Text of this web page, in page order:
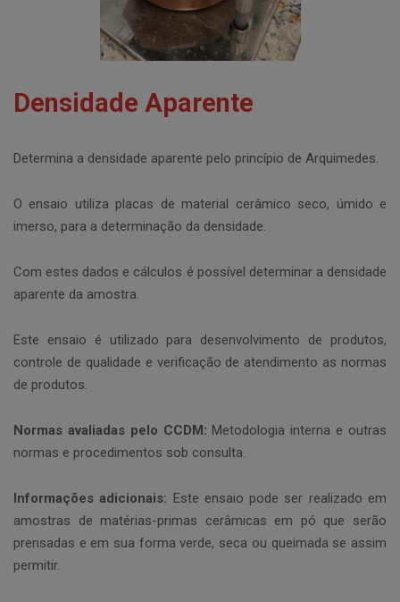
Densidade Aparente
Determina a densidade aparente pelo princípio de Arquimedes.
O ensaio utiliza placas de material cerâmico seco, úmido e
imerso, para a determinação da densidade.
Com estes dados e cálculos é possível determinar a densidade
aparente da amostra.
Este ensaio é utilizado para desenvolvimento de produtos,
controle de qualidade e verificação de atendimento as normas
de produtos.
Normas avaliadas pelo CCDM: Metodologia interna e outras
normas e procedimentos sob consulta.
Informações adicionais: Este ensaio pode ser realizado em
amostras de matérias-primas cerâmicas em pó que serão
prensadas e em sua forma verde, seca ou queimada se assim
permitir.